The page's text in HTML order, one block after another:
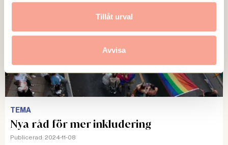
Tillåt urval
Avvisa
TEMA
Nya råd för mer inkludering
Publicerad: 2024-11-08